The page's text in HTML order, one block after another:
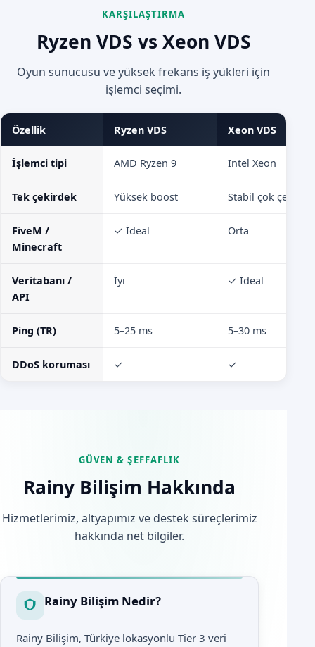
KARŞILAŞTIRMA
Ryzen VDS vs Xeon VDS
Oyun sunucusu ve yüksek frekans iş yükleri için
işlemci seçimi.
Özellik Ryzen VDS Xeon VDS
İşlemci tipi AMD Ryzen 9 Intel Xeon
Tek çekirdek Yüksek boost Stabil çok
FiveM /
Minecraft
✓ İdeal Orta
Veritabanı /
API
İyi ✓ İdeal
Ping (TR) 5–25 ms 5–30 ms
DDoS koruması ✓ ✓
GÜVEN & ŞEFFAFLIK
Rainy Bilişim Hakkında
Hizmetlerimiz, altyapımız ve destek süreçlerimiz
hakkında net bilgiler.
Rainy Bilişim Nedir?
Rainy Bilişim, Türkiye lokasyonlu Tier 3 veri